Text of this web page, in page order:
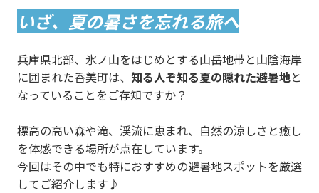
いざ、夏の暑さを忘れる旅へ
兵庫県北部、氷ノ山をはじめとする山岳地帯と山陰海岸
に囲まれた香美町は、 知る人ぞ知る夏の隠れた避暑地と
なっていることをご存知ですか？
標高の高い森や滝、渓流に恵まれ、自然の涼しさと癒し
を体感できる場所が点在しています。
今回はその中でも特におすすめの避暑地スポットを厳選
してご紹介します♪